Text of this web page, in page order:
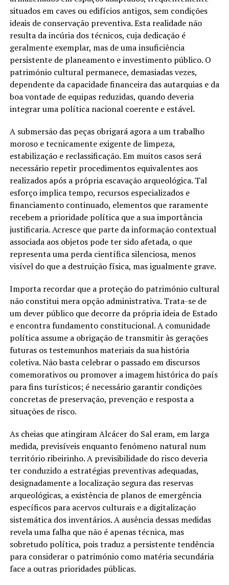
situados em caves ou edifícios antigos, sem condições
ideais de conservação preventiva. Esta realidade não
resulta da incúria dos técnicos, cuja dedicação é
geralmente exemplar, mas de uma insuficiência
persistente de planeamento e investimento público. O
património cultural permanece, demasiadas vezes,
dependente da capacidade financeira das autarquias e da
boa vontade de equipas reduzidas, quando deveria
integrar uma política nacional coerente e estável.
A submersão das peças obrigará agora a um trabalho
moroso e tecnicamente exigente de limpeza,
estabilização e reclassificação. Em muitos casos será
necessário repetir procedimentos equivalentes aos
realizados após a própria escavação arqueológica. Tal
esforço implica tempo, recursos especializados e
financiamento continuado, elementos que raramente
recebem a prioridade política que a sua importância
justificaria. Acresce que parte da informação contextual
associada aos objetos pode ter sido afetada, o que
representa uma perda científica silenciosa, menos
visível do que a destruição física, mas igualmente grave.
Importa recordar que a proteção do património cultural
não constitui mera opção administrativa. Trata-se de
um dever público que decorre da própria ideia de Estado
e encontra fundamento constitucional. A comunidade
política assume a obrigação de transmitir às gerações
futuras os testemunhos materiais da sua história
coletiva. Não basta celebrar o passado em discursos
comemorativos ou promover a imagem histórica do país
para fins turísticos; é necessário garantir condições
concretas de preservação, prevenção e resposta a
situações de risco.
As cheias que atingiram Alcácer do Sal eram, em larga
medida, previsíveis enquanto fenómeno natural num
território ribeirinho. A previsibilidade do risco deveria
ter conduzido a estratégias preventivas adequadas,
designadamente a localização segura das reservas
arqueológicas, a existência de planos de emergência
específicos para acervos culturais e a digitalização
sistemática dos inventários. A ausência dessas medidas
revela uma falha que não é apenas técnica, mas
sobretudo política, pois traduz a persistente tendência
para considerar o património como matéria secundária
face a outras prioridades públicas.